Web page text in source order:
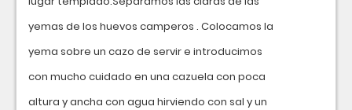
yemas de los huevos camperos . Colocamos la
yema sobre un cazo de servir e introducimos
con mucho cuidado en una cazuela con poca
altura y ancha con agua hirviendo con sal y un